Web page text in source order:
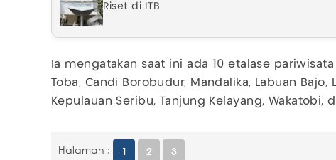
Riset di ITB
Ia mengatakan saat ini ada 10 etalase
Toba, Candi Borobudur, Mandalika, Labuan Bajo,
Kepulauan Seribu, Tanjung Kelayang, Wakatobi,
Halaman : 1 2 3